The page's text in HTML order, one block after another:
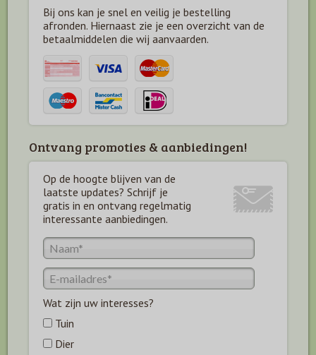
Bij ons kan je snel en veilig je bestelling
afronden. Hiernaast zie je een overzicht van de
betaalmiddelen die wij aanvaarden.
Ontvang promoties & aanbiedingen!
Op de hoogte blijven van de
laatste updates? Schrijf je
gratis in en ontvang regelmatig
interessante aanbiedingen.
Wat zijn uw interesses?
Tuin
Dier